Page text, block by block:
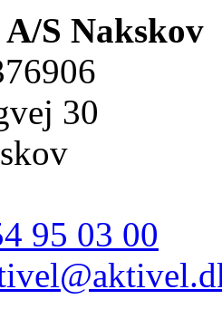
S Nakskov
30
95 03 00